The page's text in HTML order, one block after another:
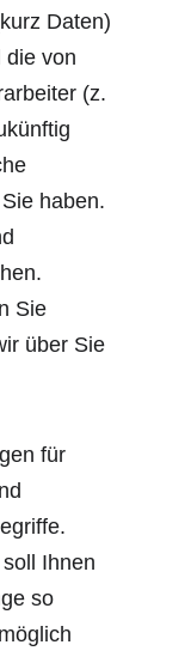
Daten)
die von
(z.
haben.
Sie
über Sie
für
Ihnen
so